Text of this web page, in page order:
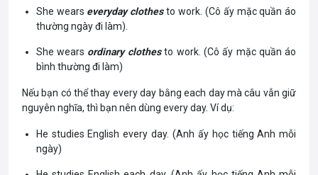
ˈkɒmənpleɪs/
This is my everyday bag,
I use another one for
(Đây là chiếc túi thường
một cái khác cho tiệc
(Tôi mang chiếc túi
She wears everyday clothesto work. (Cô ấy mặc quần áo
thường ngày đi làm).
She wears ordinary clothesto work. (Cô ấy mặc quần áo
bình thường đi làm)
Nếu bạn có thể thay every day bằng each day mà câu vẫn giữ
nguyên nghĩa, thì bạn nên dùng every day. Ví dụ:
He studies English every day. (Anh ấy học tiếng Anh mỗi
ngày)